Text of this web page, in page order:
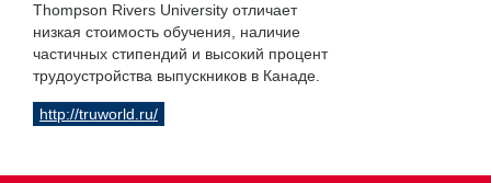
Thompson Rivers University отличает
низкая стоимость обучения, наличие
частичных стипендий и высокий процент
трудоустройства выпускников в Канаде.
http://truworld.ru/